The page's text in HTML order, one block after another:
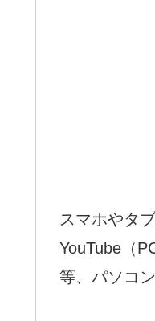
スマホやタ
YouTube（
等、パソコ